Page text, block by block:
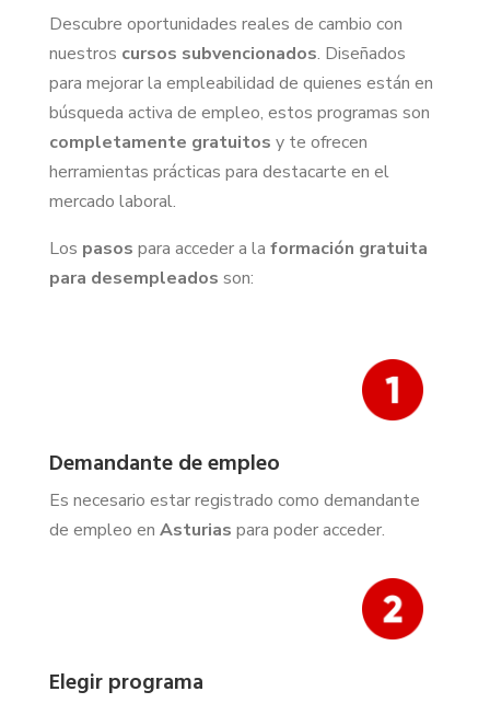
Descubre oportunidades reales de cambio con
nuestros cursos subvencionados. Diseñados
para mejorar la empleabilidad de quienes están en
búsqueda activa de empleo, estos programas son
completamente gratuitos y te ofrecen
herramientas prácticas para destacarte en el
mercado laboral.
Los pasos para acceder a la formación gratuita
para desempleados son:
Demandante de empleo
Es necesario estar registrado como demandante
de empleo en Asturias para poder acceder.
Elegir programa